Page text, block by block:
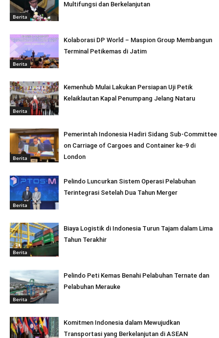
Berita
Multifungsi dan Berkelanjutan
Berita
Kolaborasi DP World – Maspion Group Membangun
Terminal Petikemas di Jatim
Berita
Kemenhub Mulai Lakukan Persiapan Uji Petik
Kelaiklautan Kapal Penumpang Jelang Nataru
Berita
Pemerintah Indonesia Hadiri Sidang Sub-Committee
on Carriage of Cargoes and Container ke-9 di
London
Berita
Pelindo Luncurkan Sistem Operasi Pelabuhan
Terintegrasi Setelah Dua Tahun Merger
Berita
Biaya Logistik di Indonesia Turun Tajam dalam Lima
Tahun Terakhir
Berita
Pelindo Peti Kemas Benahi Pelabuhan Ternate dan
Pelabuhan Merauke
Komitmen Indonesia dalam Mewujudkan
Transportasi yang Berkelanjutan di ASEAN